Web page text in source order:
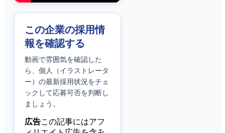
この企業の採用情
報を確認する
動画で雰囲気を確認した
ら、 個人（イラストレータ
ー） の最新採用状況をチェ
ックして応募可否を判断し
ましょう。
広告この記事にはアフ